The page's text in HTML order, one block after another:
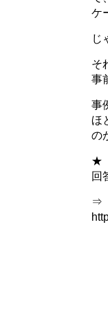
ケ
じ
そ
事
事
ほ
の
★
回
⇒